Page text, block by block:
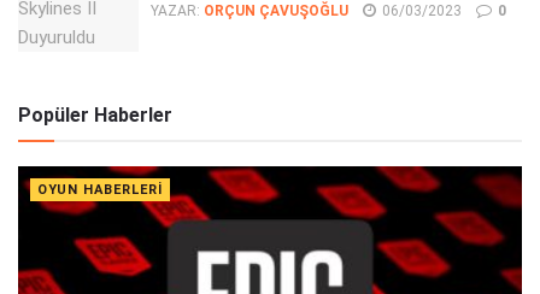
YAZAR: ORÇUN ÇAVUŞOĞLU 06/03/2023 0
Popüler Haberler
OYUN HABERLERI